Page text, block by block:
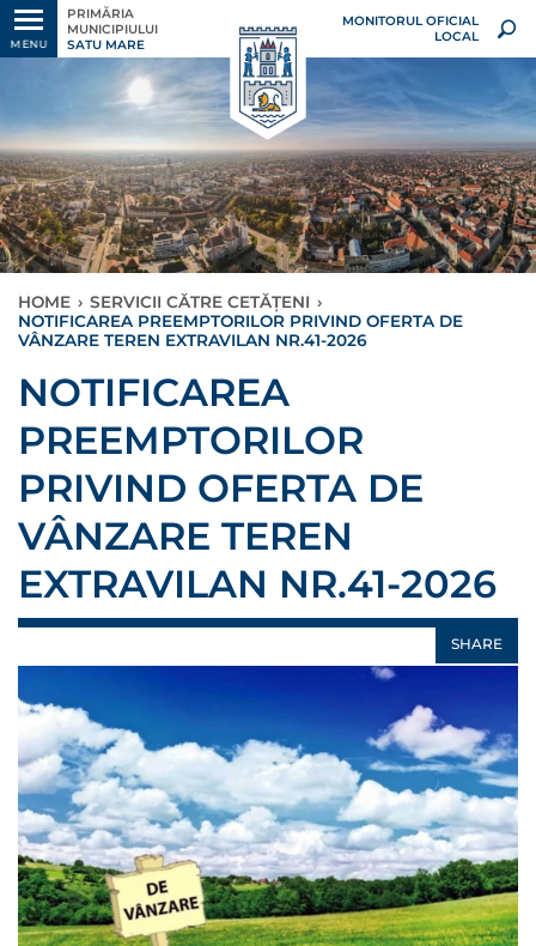
MENU
PRIMĂRIA
MUNICIPIULUI
SATU MARE
MONITORUL OFICIAL
LOCAL
HOME › SERVICII CĂTRE CETĂȚENI ›
NOTIFICAREA PREEMPTORILOR PRIVIND OFERTA DE
VÂNZARE TEREN EXTRAVILAN NR.41-2026
NOTIFICAREA
PREEMPTORILOR
PRIVIND OFERTA DE
VÂNZARE TEREN
EXTRAVILAN NR.41-2026
SHARE